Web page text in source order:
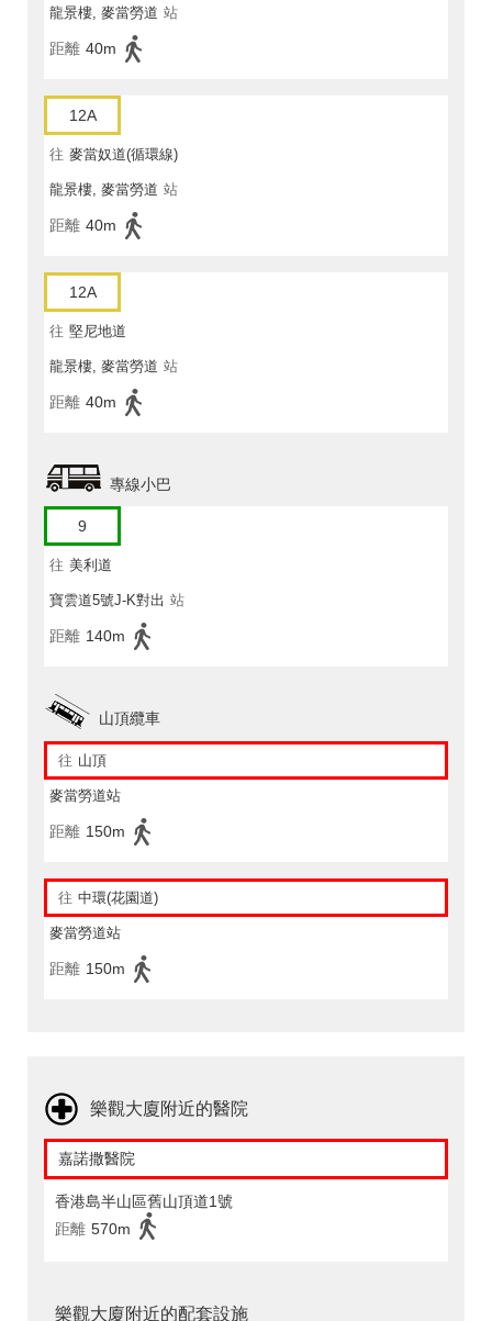
龍景樓, 麥當勞道 站
距離 40m
12A
往 麥當奴道(循環線)
龍景樓, 麥當勞道 站
距離 40m
12A
往 堅尼地道
龍景樓, 麥當勞道 站
距離 40m
專線小巴
9
往 美利道
寶雲道5號J-K對出 站
距離 140m
山頂纜車
往 山頂
麥當勞道站
距離 150m
往 中環(花園道)
麥當勞道站
距離 150m
樂觀大廈附近的醫院
嘉諾撒醫院
香港島半山區舊山頂道1號
距離 570m
樂觀大廈附近的配套設施